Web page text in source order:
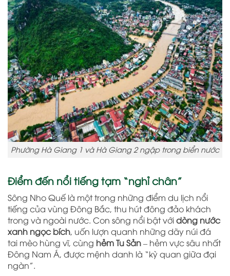
Phường Hà Giang 1 và Hà Giang 2 ngập trong biển nước
Điểm đến nổi tiếng tạm “nghỉ chân”
Sông Nho Quế là một trong những điểm du lịch nổi
tiếng của vùng Đông Bắc, thu hút đông đảo khách
trong và ngoài nước. Con sông nổi bật vớidòng nước
xanh ngọc bích, uốn lượn quanh những dãy núi đá
tai mèo hùng vĩ, cùng hẻm Tu Sản– hẻm vực sâu nhất
Đông Nam Á, được mệnh danh là “kỳ quan giữa đại
ngàn”.